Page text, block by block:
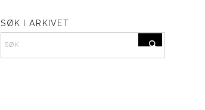
SØK I ARKIVET